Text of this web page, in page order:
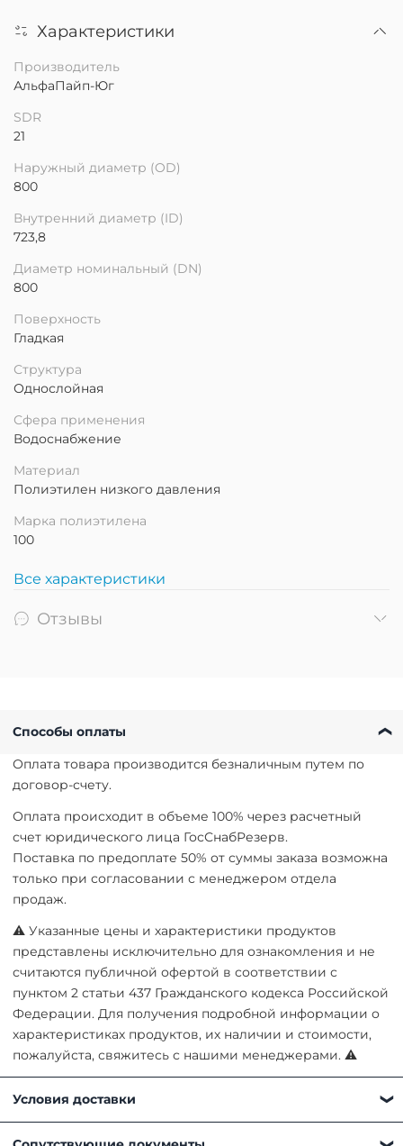
Характеристики
Производитель
АльфаПайп-Юг
SDR
21
Наружный диаметр (OD)
800
Внутренний диаметр (ID)
723,8
Диаметр номинальный (DN)
800
Поверхность
Гладкая
Структура
Однослойная
Сфера применения
Водоснабжение
Материал
Полиэтилен низкого давления
Марка полиэтилена
100
Все характеристики
Отзывы
Способы оплаты
Оплата товара производится безналичным путем по
договор-счету.
Оплата происходит в объеме 100% через расчетный
счет юридического лица ГосСнабРезерв.
Поставка по предоплате 50% от суммы заказа возможна
только при согласовании с менеджером отдела
продаж.
⚠ Указанные цены и характеристики продуктов
представлены исключительно для ознакомления и не
считаются публичной офертой в соответствии с
пунктом 2 статьи 437 Гражданского кодекса Российской
Федерации. Для получения подробной информации о
характеристиках продуктов, их наличии и стоимости,
пожалуйста, свяжитесь с нашими менеджерами. ⚠
Условия доставки